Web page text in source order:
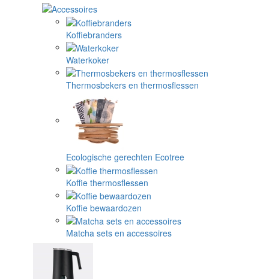
Koffiebranders
Waterkoker
Thermosbekers en thermosflessen
Ecologische gerechten Ecotree
Koffie thermosflessen
Koffie bewaardozen
Matcha sets en accessoires